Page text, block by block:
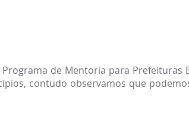
de Mentoria para
contudo observamos que